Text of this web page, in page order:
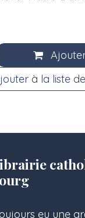
à la liste
eu une